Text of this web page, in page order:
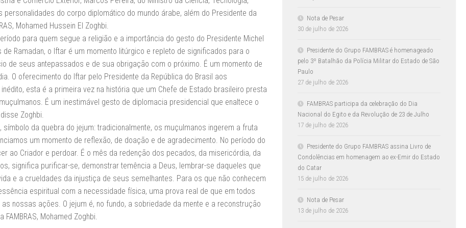
do corpo diplomático do mundo árabe, além do Presidente da
Mohamed Hussein El Zoghbi.
para quem segue a religião e a importância do gesto do Presidente Michel
Ramadan, o Iftar é um momento litúrgico e repleto de significados para o
de seus antepassados e de sua obrigação com o próximo. É um momento de
O oferecimento do Iftar pelo Presidente da República do Brasil aos
esta é a primeira vez na história que um Chefe de Estado brasileiro presta
É um inestimável gesto de diplomacia presidencial que enaltece o
Zoghbi.
da quebra do jejum: tradicionalmente, os muçulmanos ingerem a fruta
um momento de reflexão, de doação e de agradecimento. No período do
ao Criador e perdoar. É o mês da redenção dos pecados, da misericórdia, da
significa purificar-se, demonstrar temência a Deus, lembrar-se daqueles que
e a crueldades da injustiça de seus semelhantes. Para os que não conhecem
espiritual com a necessidade física, uma prova real de que em todos
nossas ações. O jejum é, no fundo, a sobriedade da mente e a reconstrução
Mohamed Zoghbi.
Nota de Pesar
30 de julho de 2026
Presidente do Grupo FAMBRAS é homenageado
pelo 3º Batalhão da Polícia Militar do Estado de São
Paulo
27 de julho de 2026
FAMBRAS participa da celebração do Dia
Nacional do Egito e da Revolução de 23 de Julho
17 de julho de 2026
Presidente do Grupo FAMBRAS assina Livro de
Condolências em homenagem ao ex-Emir do Estado
do Catar
15 de julho de 2026
Nota de Pesar
13 de julho de 2026